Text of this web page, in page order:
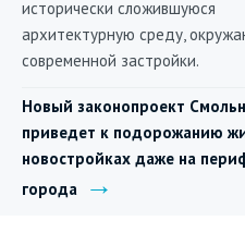
исторически сложившуюся
архитектурную среду,
современной застройки.
Новый законопроект
приведет к подорожанию
новостройках даже на
города